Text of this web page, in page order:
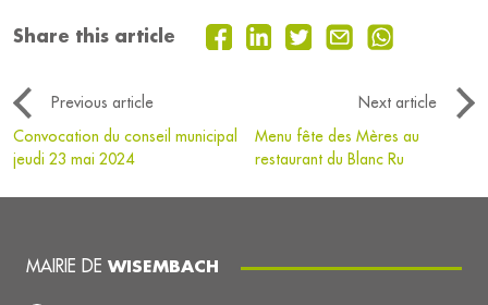
Share this article
Previous article
Next article
Convocation du conseil municipal
jeudi 23 mai 2024
Menu fête des Mères au
restaurant du Blanc Ru
MAIRIE DE WISEMBACH